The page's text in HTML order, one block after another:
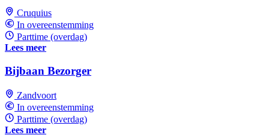
Cruquius
In overeenstemming
Parttime (overdag)
Lees meer
Bijbaan Bezorger
Zandvoort
In overeenstemming
Parttime (overdag)
Lees meer